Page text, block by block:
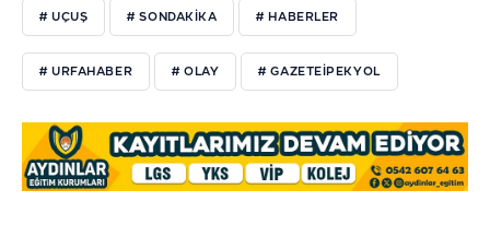
# UÇUŞ # SONDAKIKA # HABERLER
# URFAHABER # OLAY # GAZETEIPEKYOL